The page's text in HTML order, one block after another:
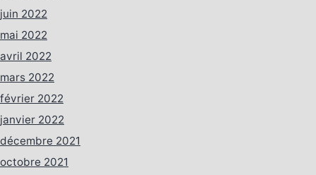
juin 2022
mai 2022
avril 2022
mars 2022
février 2022
janvier 2022
décembre 2021
octobre 2021